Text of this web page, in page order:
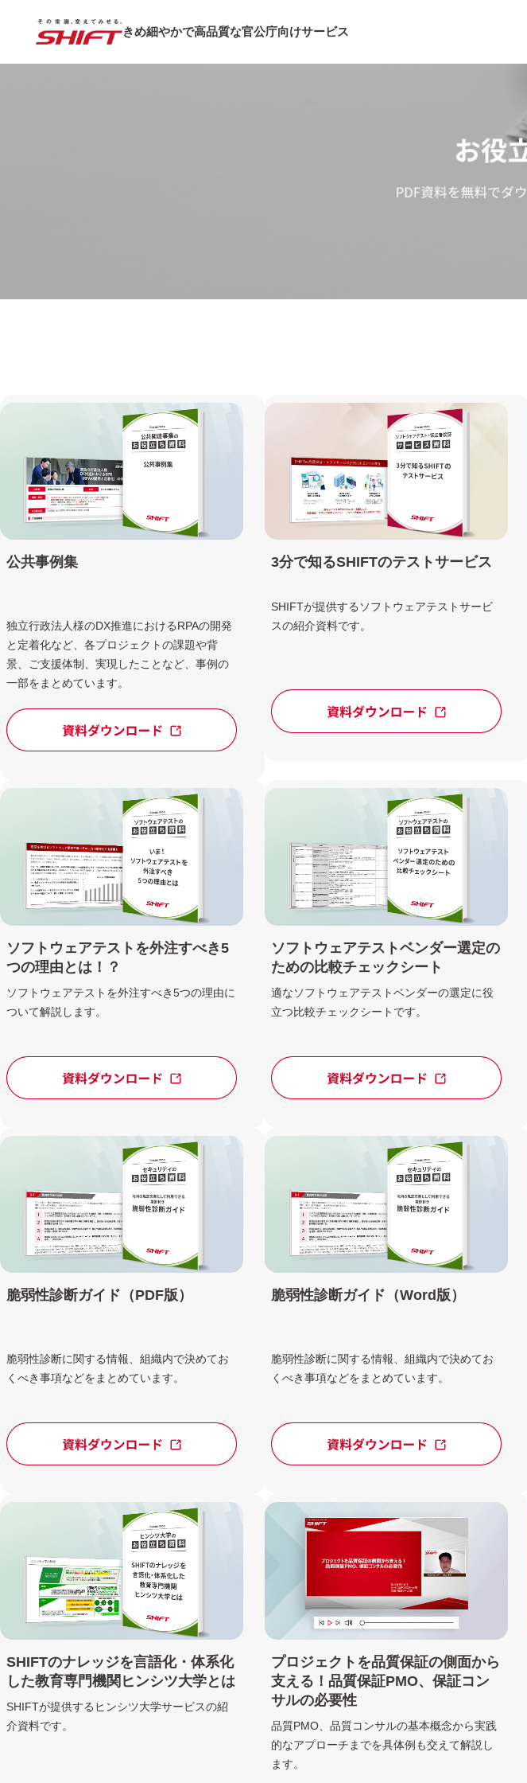
きめ細やかで高品質な官公庁向けサービス
公共事例集
独立行政法人様のDX推進におけるRPAの開発
と定着化など、各プロジェクトの課題や背
景、ご支援体制、実現したことなど、事例の
一部をまとめています。
3分で知るSHIFTのテストサービス
SHIFTが提供するソフトウェアテストサービ
スの紹介資料です。
ソフトウェアテストを外注すべき5
つの理由とは！？
ソフトウェアテストを外注すべき5つの理由に
ついて解説します。
ソフトウェアテストベンダー選定の
ための比較チェックシート
適なソフトウェアテストベンダーの選定に役
立つ比較チェックシートです。
脆弱性診断ガイド（PDF版）
脆弱性診断に関する情報、組織内で決めてお
くべき事項などをまとめています。
脆弱性診断ガイド（Word版）
脆弱性診断に関する情報、組織内で決めてお
くべき事項などをまとめています。
SHIFTのナレッジを言語化・体系化
した教育専門機関ヒンシツ大学とは
SHIFTが提供するヒンシツ大学サービスの紹
介資料です。
プロジェクトを品質保証の側面から
支える！品質保証PMO、保証コン
サルの必要性
品質PMO、品質コンサルの基本概念から実践
的なアプローチまでを具体例も交えて解説し
ます。